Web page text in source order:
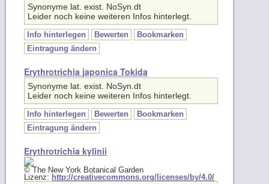
Synonyme lat. exist. NoSyn.dt
Leider noch keine weiteren Infos hinterlegt.
Info hinterlegen Bewerten
Bookmarken
Eintragung ändern
Erythrotrichia japonica Tokida
Synonyme lat. exist. NoSyn.dt
Leider noch keine weiteren Infos hinterlegt.
Info hinterlegen Bewerten
Bookmarken
Eintragung ändern
Erythrotrichia kylinii
© The New York Botanical Garden
Lizenz: http://creativecommons.org/licenses/by/4.0/